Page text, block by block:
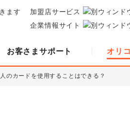
加盟店サービス
企業情報サイト
お客さまサポート オリ
のカードを使用することはできる？